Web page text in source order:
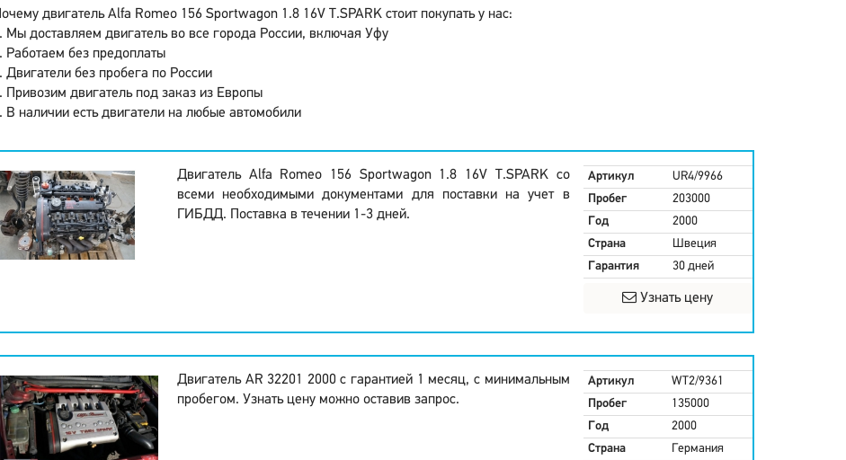
Почему двигатель Alfa Romeo 156 Sportwagon 1.8 16V T.SPARK стоит покупать у нас:
Мы доставляем двигатель во все города России, включая Уфу
Работаем без предоплаты
Двигатели без пробега по России
Привозим двигатель под заказ из Европы
В наличии есть двигатели на любые автомобили
Двигатель Alfa Romeo 156 Sportwagon 1.8 16V T.SPARK со
всеми необходимыми документами для поставки на учет в
ГИБДД. Поставка в течении 1-3 дней.
Артикул
UR4/9966
Пробег
203000
Год
2000
Страна
Швеция
Гарантия
30 дней
Узнать цену
Двигатель AR 32201 2000 с гарантией 1 месяц, с минимальным
пробегом. Узнать цену можно оставив запрос.
Артикул
WT2/9361
Пробег
135000
Год
2000
Страна
Германия